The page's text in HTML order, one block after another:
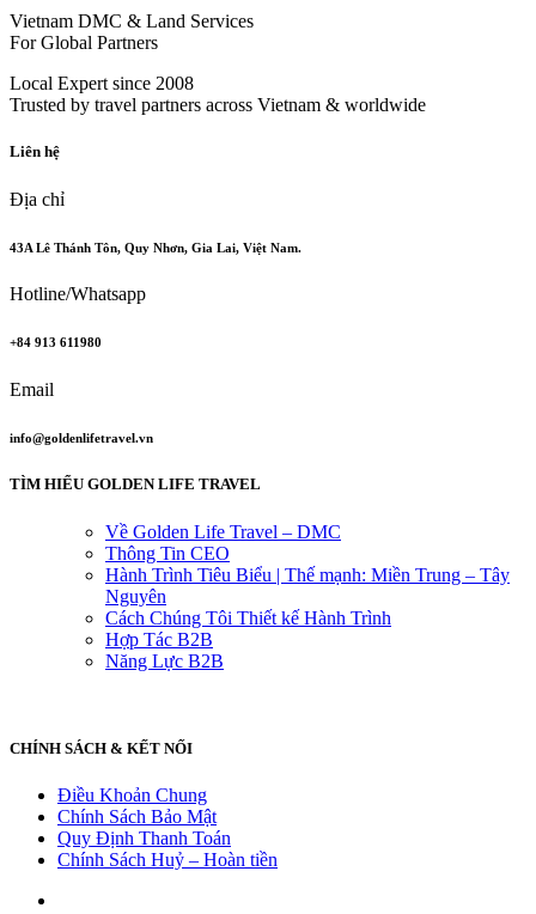
Vietnam DMC & Land Services
For Global Partners
Local Expert since 2008
Trusted by travel partners across Vietnam & worldwide
Liên hệ
Địa chỉ
43A Lê Thánh Tôn, Quy Nhơn, Gia Lai, Việt Nam.
Hotline/Whatsapp
+84 913 611980
Email
info@goldenlifetravel.vn
TÌM HIỂU GOLDEN LIFE TRAVEL
Về Golden Life Travel – DMC
Thông Tin CEO
Hành Trình Tiêu Biểu | Thế mạnh: Miền Trung – Tây
Nguyên
Cách Chúng Tôi Thiết kế Hành Trình
Hợp Tác B2B
Năng Lực B2B
CHÍNH SÁCH & KẾT NỐI
Điều Khoản Chung
Chính Sách Bảo Mật
Quy Định Thanh Toán
Chính Sách Huỷ – Hoàn tiền